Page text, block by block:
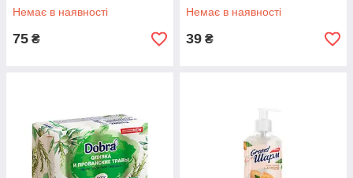
Немає в наявності
75 ₴
Немає в наявності
39 ₴